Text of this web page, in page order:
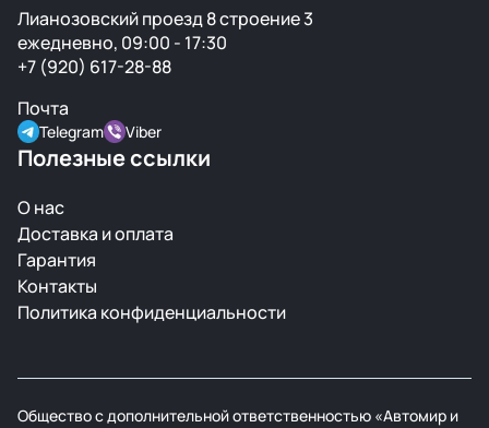
Лианозовский проезд 8 строение 3
ежедневно, 09:00 - 17:30
+7 (920) 617-28-88
Почта
Telegram Viber
Полезные ссылки
О нас
Доставка и оплата
Гарантия
Контакты
Политика конфиденциальности
Общество с дополнительной ответственностью «Автомир и